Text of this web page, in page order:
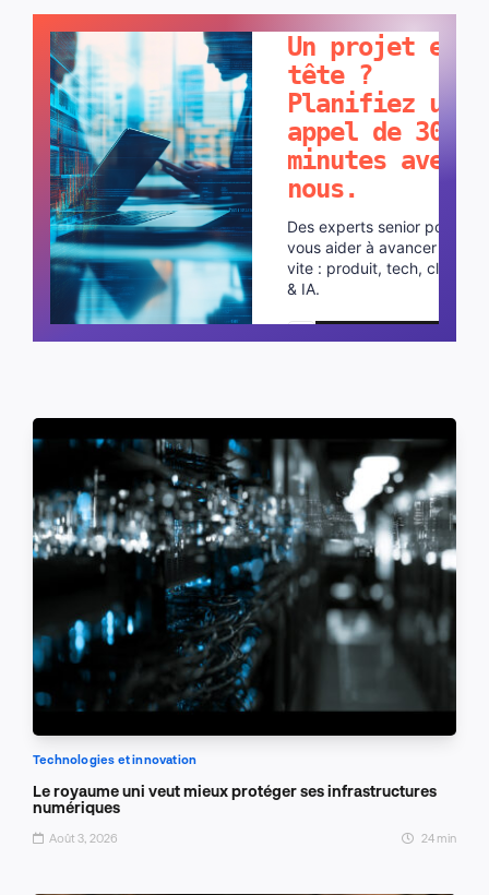
Un projet en
tête ?
Planifiez un
appel de 30
minutes avec
nous.
Des experts senior pour
vous aider à avancer plus
vite : produit, tech, cloud
& IA.
Planifier un appel
Technologies et innovation
Le royaume uni veut mieux protéger ses infrastructures
numériques
Août 3, 2026 24 min